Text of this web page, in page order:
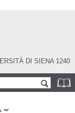
DI SIENA 1240
ricerca